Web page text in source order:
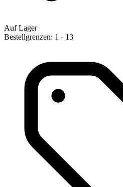
Auf Lager
Bestellgrenzen: 1 - 13